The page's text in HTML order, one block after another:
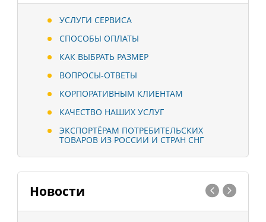
УСЛУГИ СЕРВИСА
СПОСОБЫ ОПЛАТЫ
КАК ВЫБРАТЬ РАЗМЕР
ВОПРОСЫ-ОТВЕТЫ
КОРПОРАТИВНЫМ КЛИЕНТАМ
КАЧЕСТВО НАШИХ УСЛУГ
ЭКСПОРТЁРАМ ПОТРЕБИТЕЛЬСКИХ
ТОВАРОВ ИЗ РОССИИ И СТРАН СНГ
Новости